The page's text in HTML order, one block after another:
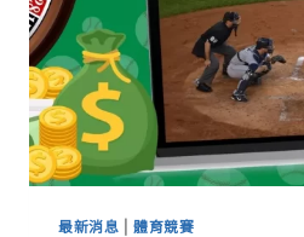
最新消息 |體育競賽